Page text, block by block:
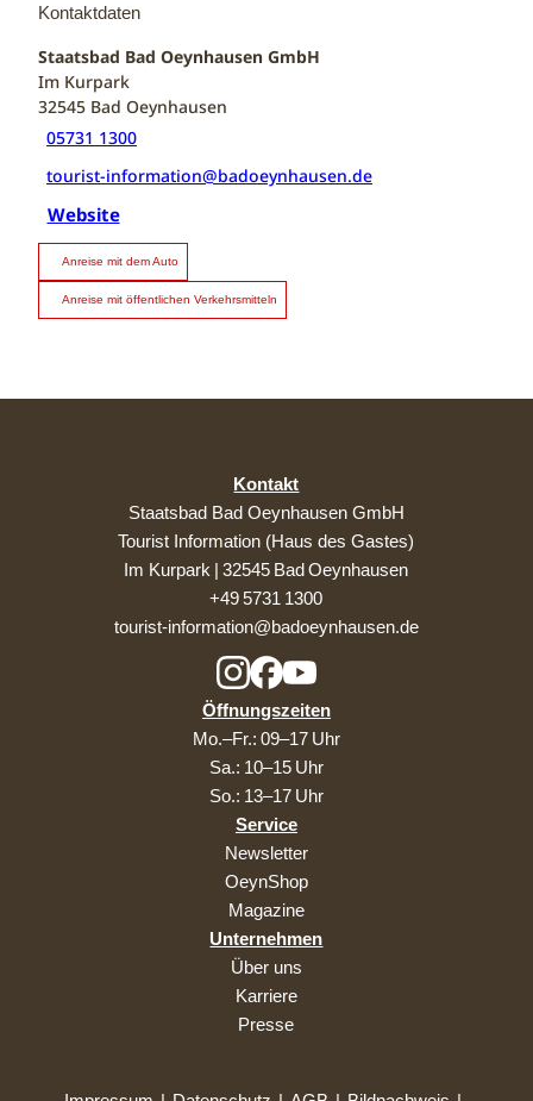
Kontaktdaten
Staatsbad Bad Oeynhausen GmbH
Im Kurpark
32545 Bad Oeynhausen
05731 1300
tourist-information@badoeynhausen.de
Website
Anreise mit dem Auto
Anreise mit öffentlichen Verkehrsmitteln
Kontakt
Staatsbad Bad Oeynhausen GmbH
Tourist Information (Haus des Gastes)
Im Kurpark | 32545 Bad Oeynhausen
+49 5731 1300
tourist-information@badoeynhausen.de
Öffnungszeiten
Mo.–Fr.: 09–17 Uhr
Sa.: 10–15 Uhr
So.: 13–17 Uhr
Service
Newsletter
OeynShop
Magazine
Unternehmen
Über uns
Karriere
Presse